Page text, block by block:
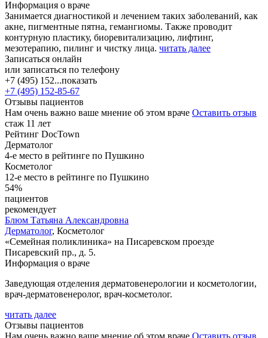
Информация о враче
Занимается диагностикой и лечением таких заболеваний, как
акне, пигментные пятна, гемангиомы. Также проводит
контурную пластику, биоревитализацию, лифтинг,
мезотерапию, пилинг и чистку лица. читать далее
Записаться онлайн
или записаться по телефону
+7 (495) 152...показать
+7 (495) 152-85-67
Отзывы пациентов
Нам очень важно ваше мнение об этом враче Оставить отзыв
стаж 11 лет
Рейтинг DocTown
Дерматолог
4-е место в рейтинге по Пушкино
Косметолог
12-е место в рейтинге по Пушкино
54%
пациентов
рекомендует
Блюм Татьяна Александровна
Дерматолог, Косметолог
«Семейная поликлиника» на Писаревском проезде
Писаревский пр., д. 5.
Информация о враче
Заведующая отделения дерматовенерологии и косметологии,
врач-дерматовенеролог, врач-косметолог.
читать далее
Отзывы пациентов
Нам очень важно ваше мнение об этом враче Оставить отзыв